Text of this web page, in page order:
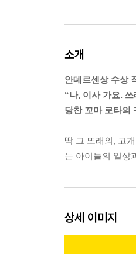
소개
안데르센상 수상
“나, 이사 가요.
당찬 꼬마 로타의
딱 그 또래의, 고
는 아이들의 일상
상세 이미지